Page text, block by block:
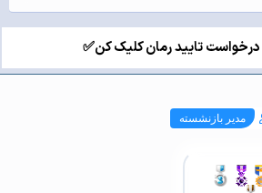
تایید رمان کلیک کن✅
مدیر بازنشسته